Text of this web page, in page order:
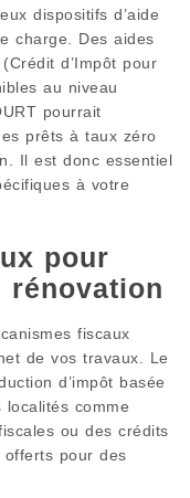
dispositifs d’aide
charge. Des aides
d’Impôt pour
au niveau
pourrait
prêts à taux zéro
Il est donc essentiel
à votre
pour
rénovation
fiscaux
de vos travaux. Le
d’impôt basée
comme
ou des crédits
offerts pour des